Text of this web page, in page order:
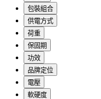
包裝組合
供電方式
荷重
保固期
功效
品牌定位
電壓
軟硬度